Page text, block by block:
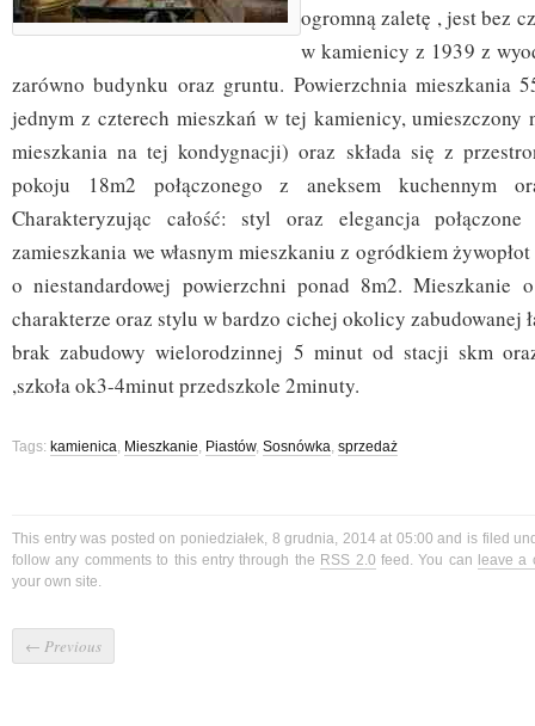
ogromną zaletę , jest bez
w kamienicy z 1939 z
zarówno budynku oraz gruntu. Powierzchnia mieszkania
jednym z czterech mieszkań w tej kamienicy, umieszczony
mieszkania na tej kondygnacji) oraz składa się z
pokoju 18m2 połączonego z aneksem kuchennym
Charakteryzując całość: styl oraz elegancja
zamieszkania we własnym mieszkaniu z ogródkiem
o niestandardowej powierzchni ponad 8m2. Mieszkanie
charakterze oraz stylu w bardzo cichej okolicy zabudowanej
brak zabudowy wielorodzinnej 5 minut od stacji skm
,szkoła ok3-4minut przedszkole 2minuty.
Tags: kamienica, Mieszkanie, Piastów, Sosnówka, sprzedaż
This entry was posted on poniedziałek, 8 grudnia, 2014 at 05:00 and is filed
follow any comments to this entry through the RSS 2.0 feed. You can leave a
your own site.
← Previous